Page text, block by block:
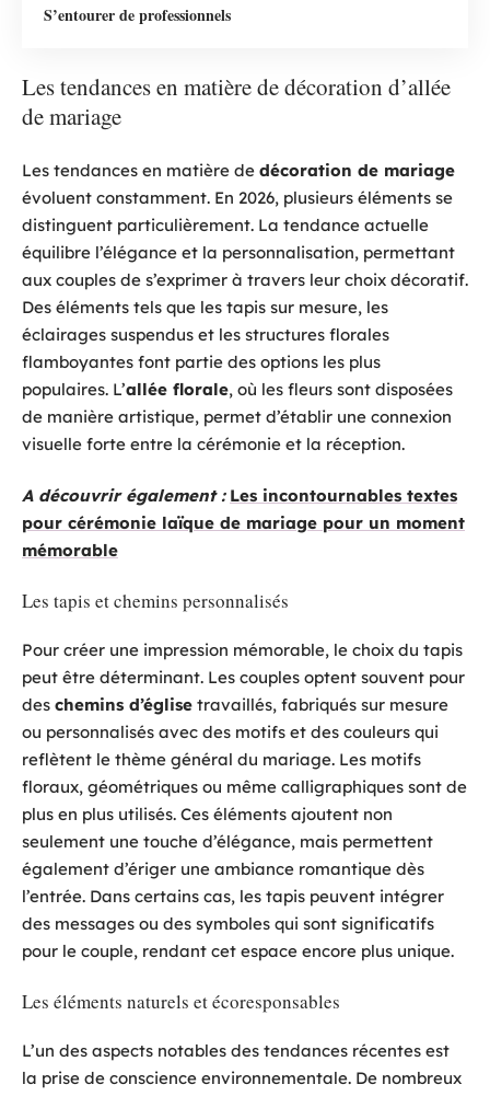
S’entourer de professionnels
Les tendances en matière de décoration d’allée
de mariage
Les tendances en matière de décoration de mariage
évoluent constamment. En 2026, plusieurs éléments se
distinguent particulièrement. La tendance actuelle
équilibre l’élégance et la personnalisation, permettant
aux couples de s’exprimer à travers leur choix décoratif.
Des éléments tels que les tapis sur mesure, les
éclairages suspendus et les structures florales
flamboyantes font partie des options les plus
populaires. L’allée florale, où les fleurs sont disposées
de manière artistique, permet d’établir une connexion
visuelle forte entre la cérémonie et la réception.
A découvrir également : Les incontournables textes
pour cérémonie laïque de mariage pour un moment
mémorable
Les tapis et chemins personnalisés
Pour créer une impression mémorable, le choix du tapis
peut être déterminant. Les couples optent souvent pour
des chemins d’église travaillés, fabriqués sur mesure
ou personnalisés avec des motifs et des couleurs qui
reflètent le thème général du mariage. Les motifs
floraux, géométriques ou même calligraphiques sont de
plus en plus utilisés. Ces éléments ajoutent non
seulement une touche d’élégance, mais permettent
également d’ériger une ambiance romantique dès
l’entrée. Dans certains cas, les tapis peuvent intégrer
des messages ou des symboles qui sont significatifs
pour le couple, rendant cet espace encore plus unique.
Les éléments naturels et écoresponsables
L’un des aspects notables des tendances récentes est
la prise de conscience environnementale. De nombreux